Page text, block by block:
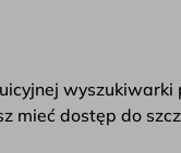
wyszukiwarki
dostęp do